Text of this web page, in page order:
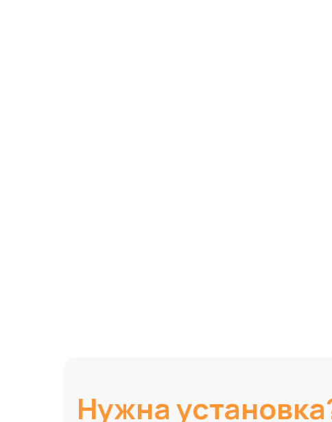
Нужна